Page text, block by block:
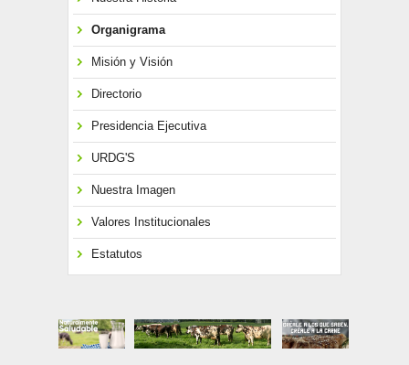
Organigrama
Misión y Visión
Directorio
Presidencia Ejecutiva
URDG'S
Nuestra Imagen
Valores Institucionales
Estatutos